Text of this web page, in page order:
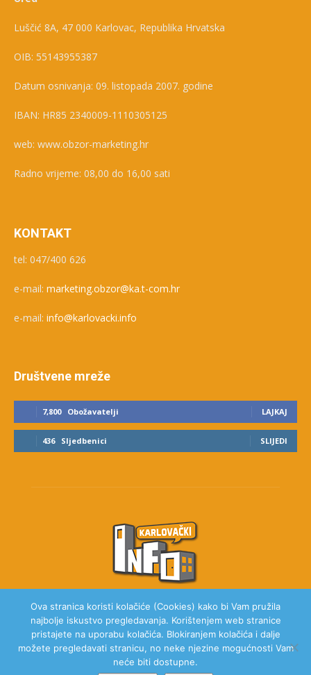
Luščić 8A, 47 000 Karlovac, Republika Hrvatska
OIB: 55143955387
Datum osnivanja: 09. listopada 2007. godine
IBAN: HR85 2340009-1110305125
web: www.obzor-marketing.hr
Radno vrijeme: 08,00 do 16,00 sati
KONTAKT
tel: 047/400 626
e-mail: marketing.obzor@ka.t-com.hr
e-mail: info@karlovacki.info
Društvene mreže
7,800 Obožavatelji LAJKAJ
436 Sljedbenici SLIJEDI
O NAMA
Ova stranica koristi kolačiće (Cookies) kako bi Vam pružila
najbolje iskustvo pregledavanja. Korištenjem web stranice
pristajete na uporabu kolačića. Blokiranjem kolačića i dalje
možete pregledavati stranicu, no neke njezine mogućnosti Vam
neće biti dostupne.